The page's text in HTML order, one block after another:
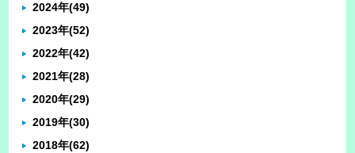
2024年(49)
2023年(52)
2022年(42)
2021年(28)
2020年(29)
2019年(30)
2018年(62)